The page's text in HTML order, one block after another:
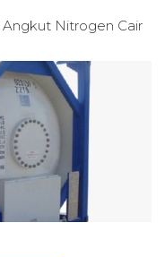
Angkut Nitrogen Cair